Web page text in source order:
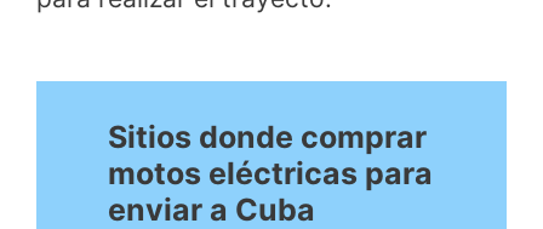
Sitios donde comprar
motos eléctricas para
enviar a Cuba